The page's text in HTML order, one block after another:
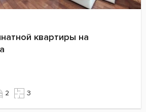
квартиры на
2 3